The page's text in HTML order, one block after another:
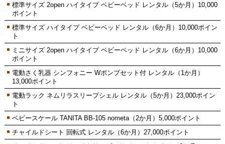
標準サイズ 2open ハイタイプ ベビーベッド レンタル（5か月）10,000
ポイント
標準サイズ ハイタイプ ベビーベッド レンタル（6か月）10,000ポイン
ト
ミニサイズ 2open ハイタイプ ベビーベッド レンタル（6か月）10,000
ポイント
電動さく乳器 シンフォニー Wポンプセット付 レンタル（1か月）
13,000ポイント
電動ラック ネムリラスリープシェル レンタル（5か月）23,000ポイン
ト
ベビースケール TANITA BB-105 nometa（2か月）5,000ポイント
チャイルドシート 回転式 レンタル（6か月）27,000ポイント